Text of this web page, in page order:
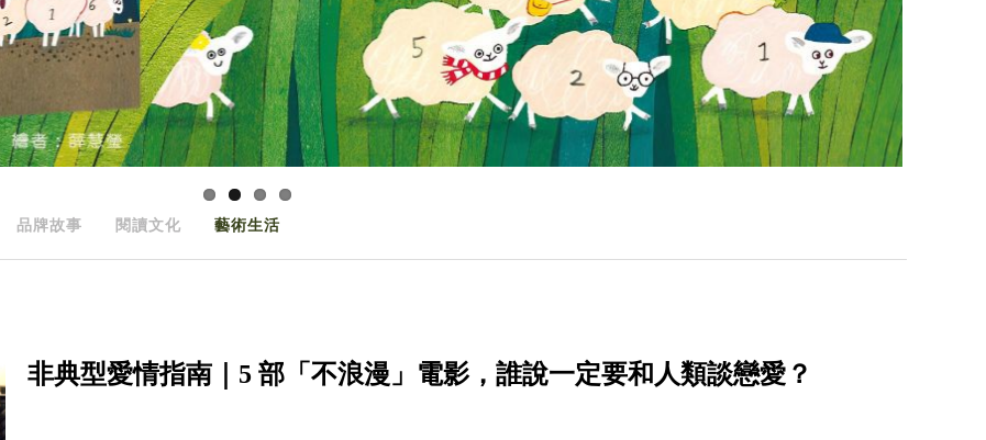
品牌故事 閱讀文化 藝術生活
非典型愛情指南｜5 部「不浪漫」電影，誰說一定要和人類談戀愛？